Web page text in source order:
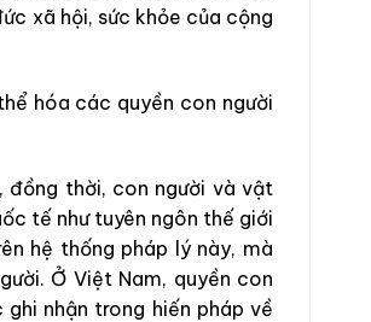
xã hội, sức khỏe của cộng
hóa các quyền con người
đồng thời, con người và vật
tế như tuyên ngôn thế giới
hệ thống pháp lý này, mà
Ở Việt Nam, quyền con
nhận trong hiến pháp về